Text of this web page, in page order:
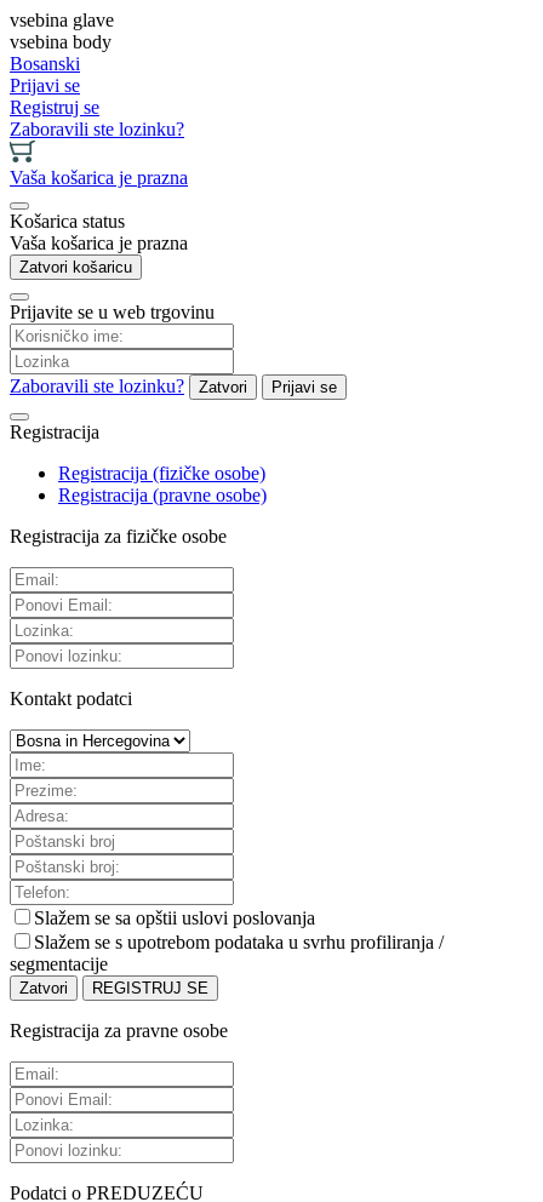
vsebina glave
vsebina body
Bosanski
Prijavi se
Registruj se
Zaboravili ste lozinku?
Vaša košarica je prazna
Košarica status
Vaša košarica je prazna
Zatvori košaricu
Prijavite se u web trgovinu
Zaboravili ste lozinku? Zatvori Prijavi se
Registracija
Registracija (fizičke osobe)
Registracija (pravne osobe)
Registracija za fizičke osobe
Kontakt podatci
Slažem se sa opštii uslovi poslovanja
Slažem se s upotrebom podataka u svrhu profiliranja /
segmentacije
Zatvori REGISTRUJ SE
Registracija za pravne osobe
Podatci o PREDUZEĆU